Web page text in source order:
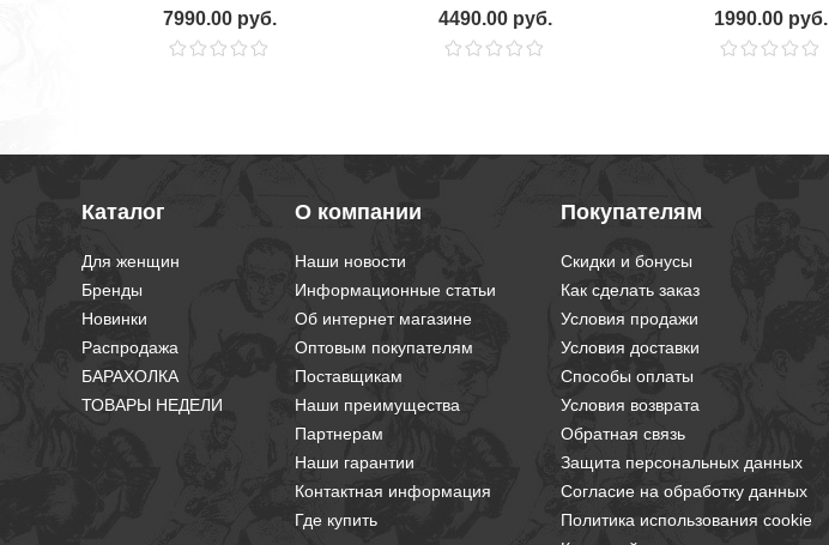
7990.00 руб. 4490.00 руб. 1990.00 руб.
Каталог
Для женщин
Бренды
Новинки
Распродажа
БАРАХОЛКА
ТОВАРЫ НЕДЕЛИ
О компании
Наши новости
Информационные статьи
Об интернет магазине
Оптовым покупателям
Поставщикам
Наши преимущества
Партнерам
Наши гарантии
Контактная информация
Где купить
Покупателям
Скидки и бонусы
Как сделать заказ
Условия продажи
Условия доставки
Способы оплаты
Условия возврата
Обратная связь
Защита персональных данных
Согласие на обработку данных
Политика использования cookie